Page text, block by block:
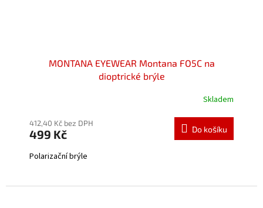
MONTANA EYEWEAR Montana FO5C na
dioptrické brýle
Skladem
412,40 Kč bez DPH
499 Kč Do košíku
Polarizační brýle